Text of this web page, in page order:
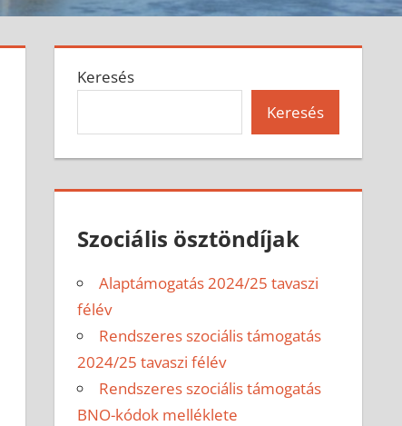
Keresés
Keresés
Szociális ösztöndíjak
Alaptámogatás 2024/25 tavaszi
félév
Rendszeres szociális támogatás
2024/25 tavaszi félév
Rendszeres szociális támogatás
BNO-kódok melléklete